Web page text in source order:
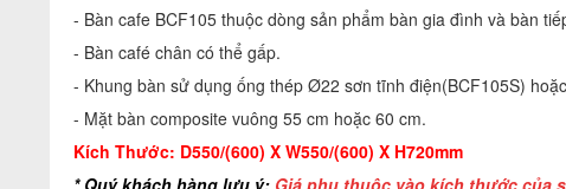
- Bàn cafe BCF105 thuộc dòng sản phẩm bàn gia đình và bàn
- Bàn café chân có thể gấp.
- Khung bàn sử dụng ống thép Ø22 sơn tĩnh điện(BCF105S)
- Mặt bàn composite vuông 55 cm hoặc 60 cm.
Kích Thước: D550/(600) X W550/(600) X H720mm
* Quý khách hàng lưu ý: Giá phụ thuộc vào kích thước của